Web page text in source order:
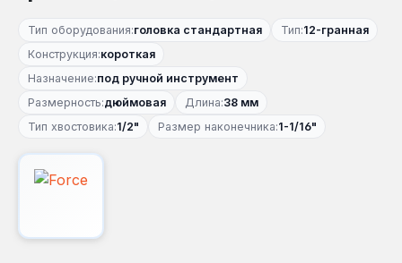
Тип оборудования:головка стандартная Тип:12-гранная
Конструкция:короткая
Назначение:под ручной инструмент
Размерность:дюймовая Длина:38 мм
Тип хвостовика:1/2" Размер наконечника:1-1/16"